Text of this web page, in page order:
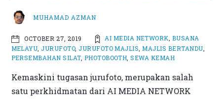
MUHAMAD AZMAN
OCTOBER 27, 2019 AI MEDIA NETWORK, BUSANA
MELAYU,JURUFOTO,JURUFOTO MAJLIS,MAJLIS BERTANDU,
PERSEMBAHAN SILAT, PHOTOBOOTH,SEWA KEMAH
Kemaskini tugasan jurufoto, merupakan salah
satu perkhidmatan dari AI MEDIA NETWORK